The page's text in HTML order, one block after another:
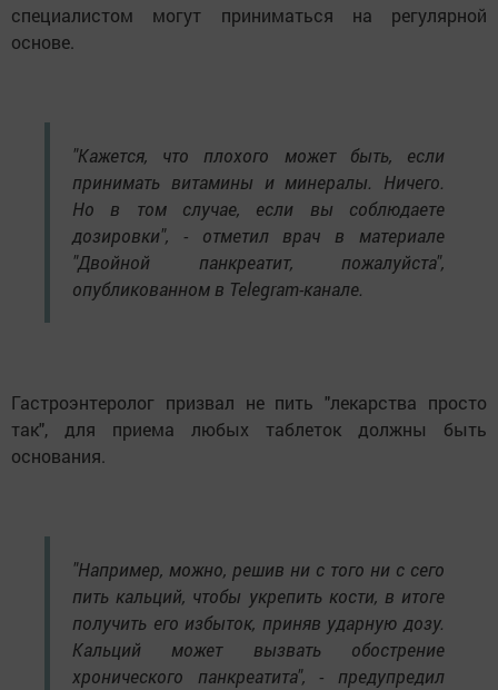
специалистом могут приниматься на регулярной
основе.
"Кажется, что плохого может быть, если
принимать витамины и минералы. Ничего.
Но в том случае, если вы соблюдаете
дозировки", - отметил врач в материале
"Двойной панкреатит, пожалуйста",
опубликованном в Telegram-канале.
Гастроэнтеролог призвал не пить "лекарства просто
так", для приема любых таблеток должны быть
основания.
"Например, можно, решив ни с того ни с сего
пить кальций, чтобы укрепить кости, в итоге
получить его избыток, приняв ударную дозу.
Кальций может вызвать обострение
хронического панкреатита", - предупредил